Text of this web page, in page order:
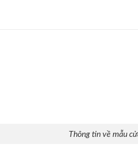
Thông tin về mẫu